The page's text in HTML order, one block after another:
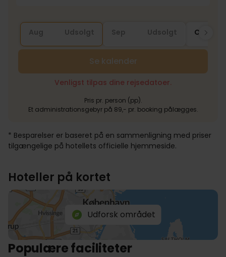
Okt
Se kalender
Venligst tilpas dine rejsedatoer.
Pris pr. person (pp).
Et administrationsgebyr på 89,- pr. booking pålægges.
* Besparelser er baseret på en sammenligning med priser
tilgængelige på hotellets officielle hjemmeside.
Hoteller på kortet
Udforsk området
Populære faciliteter